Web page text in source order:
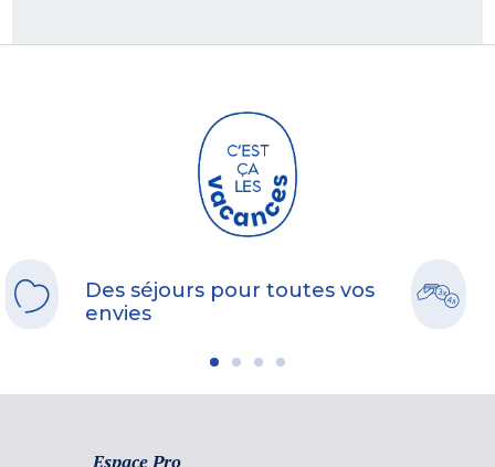
Des séjours pour toutes vos
envies
Espace Pro